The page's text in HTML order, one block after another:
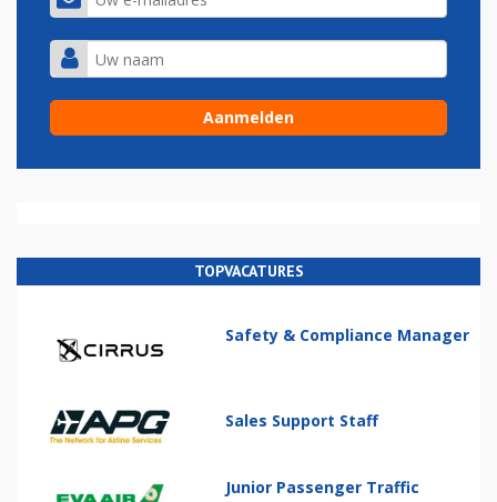
TOPVACATURES
Safety & Compliance Manager
Sales Support Staff
Junior Passenger Traffic